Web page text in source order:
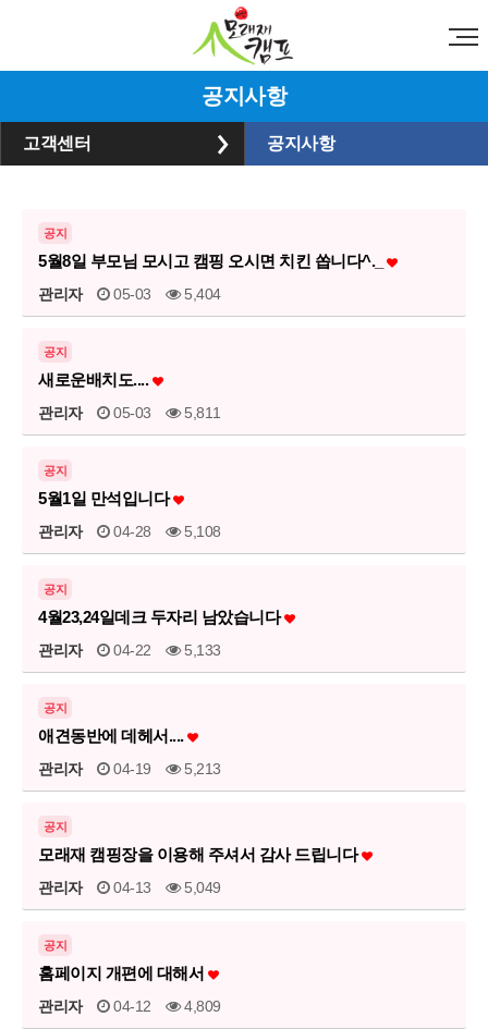
공지사항
고객센터 공지사항
공지
5월8일 부모님 모시고 캠핑 오시면 치킨 쏩니다^._
관리자 05-03 5,404
공지
새로운배치도....
관리자 05-03 5,811
공지
5월1일 만석입니다
관리자 04-28 5,108
공지
4월23,24일데크 두자리 남았습니다
관리자 04-22 5,133
공지
애견동반에 데헤서....
관리자 04-19 5,213
공지
모래재 캠핑장을 이용해 주셔서 감사 드립니다
관리자 04-13 5,049
공지
홈페이지 개편에 대해서
관리자 04-12 4,809